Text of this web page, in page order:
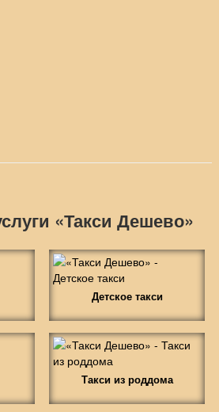
«Такси Дешево»
Детское такси
Такси из роддома